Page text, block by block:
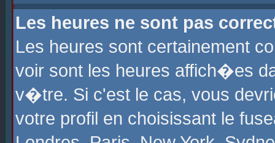
Les heures ne sont pas
Les heures sont certainement
voir sont les heures affich�es
v�tre. Si c'est le cas, vous
votre profil en choisissant le